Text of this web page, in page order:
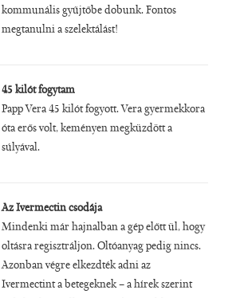
kommunális gyűjtőbe dobunk. Fontos
megtanulni a szelektálást!
45 kilót fogytam
Papp Vera 45 kilót fogyott. Vera gyermekkora
óta erős volt, keményen megküzdött a
súlyával.
Az Ivermectin csodája
Mindenki már hajnalban a gép előtt ül, hogy
oltásra regisztráljon. Oltóanyag pedig nincs.
Azonban végre elkezdték adni az
Ivermectint a betegeknek – a hírek szerint